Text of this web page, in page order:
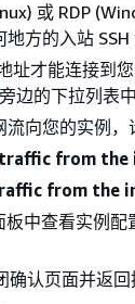
或 RDP
方的入站 SSH
址才能连接到
边的下拉列表
向您的实例，
from the
from the
板中查看实例
确认页面并返